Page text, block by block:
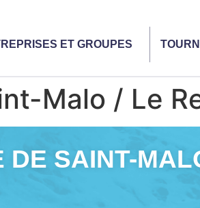
ET GROUPES
Malo / Le
DE SAINT-